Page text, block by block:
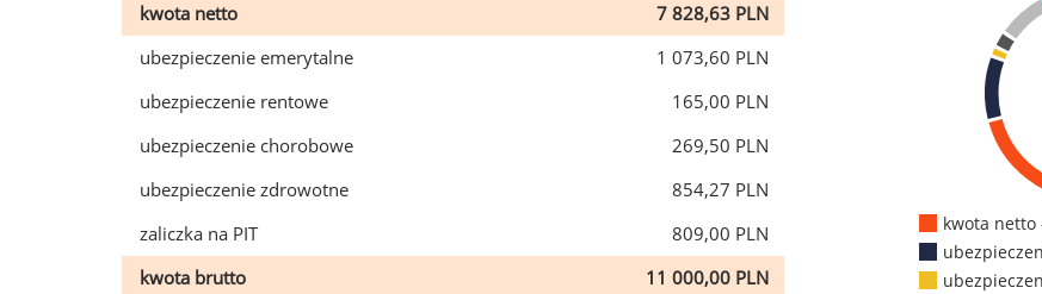
kwota netto
7 828,63 PLN
ubezpieczenie emerytalne
1 073,60 PLN
ubezpieczenie rentowe
165,00 PLN
ubezpieczenie chorobowe
269,50 PLN
ubezpieczenie zdrowotne
854,27 PLN
zaliczka na PIT
809,00 PLN
kwota brutto
11 000,00 PLN
kwota netto